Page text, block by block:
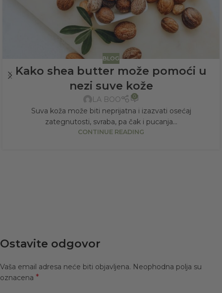
BLOG
Kako shea butter može pomoći u
nezi suve kože
LA BOO 0
Suva koža može biti neprijatna i izazvati osećaj
zategnutosti, svraba, pa čak i pucanja...
CONTINUE READING
Ostavite odgovor
Vaša email adresa neće biti objavljena. Neophodna polja su
oznacena *